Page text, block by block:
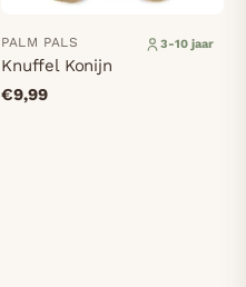
PALM PALS 3-10 jaar
Knuffel Konijn
€9,99